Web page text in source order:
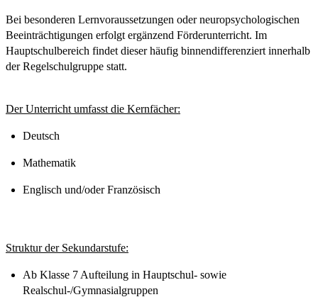
Bei besonderen Lernvoraussetzungen oder neuropsychologischen
Beeinträchtigungen erfolgt ergänzend Förderunterricht. Im
Hauptschulbereich findet dieser häufig binnendifferenziert innerhalb
der Regelschulgruppe statt.
Der Unterricht umfasst die Kernfächer:
Deutsch
Mathematik
Englisch und/oder Französisch
Struktur der Sekundarstufe:
Ab Klasse 7 Aufteilung in Hauptschul- sowie
Realschul-/Gymnasialgruppen